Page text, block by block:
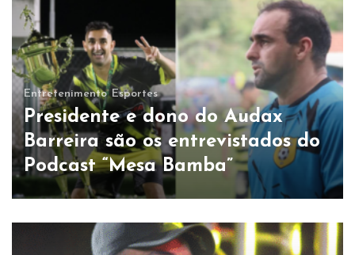
Entretenimento Esportes
Presidente e dono do Audax
Barreira são os entrevistados do
Podcast “Mesa Bamba”